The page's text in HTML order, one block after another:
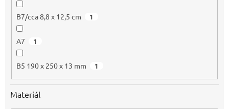
B7/cca 8,8 x 12,5 cm 1
A7 1
B5 190 x 250 x 13 mm 1
Materiál